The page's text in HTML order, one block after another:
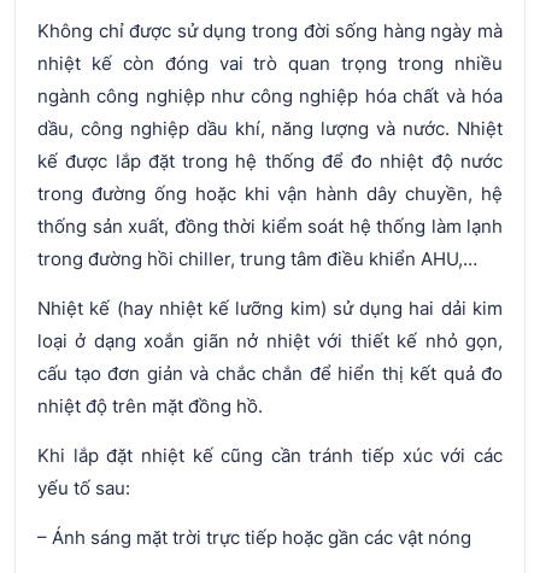
Không chỉ được sử dụng trong đời sống hàng ngày mà
nhiệt kế còn đóng vai trò quan trọng trong nhiều
ngành công nghiệp như công nghiệp hóa chất và hóa
dầu, công nghiệp dầu khí, năng lượng và nước. Nhiệt
kế được lắp đặt trong hệ thống để đo nhiệt độ nước
trong đường ống hoặc khi vận hành dây chuyền, hệ
thống sản xuất, đồng thời kiểm soát hệ thống làm lạnh
trong đường hồi chiller, trung tâm điều khiển AHU,…
Nhiệt kế (hay nhiệt kế lưỡng kim) sử dụng hai dải kim
loại ở dạng xoắn giãn nở nhiệt với thiết kế nhỏ gọn,
cấu tạo đơn giản và chắc chắn để hiển thị kết quả đo
nhiệt độ trên mặt đồng hồ.
Khi lắp đặt nhiệt kế cũng cần tránh tiếp xúc với các
yếu tố sau:
– Ánh sáng mặt trời trực tiếp hoặc gần các vật nóng